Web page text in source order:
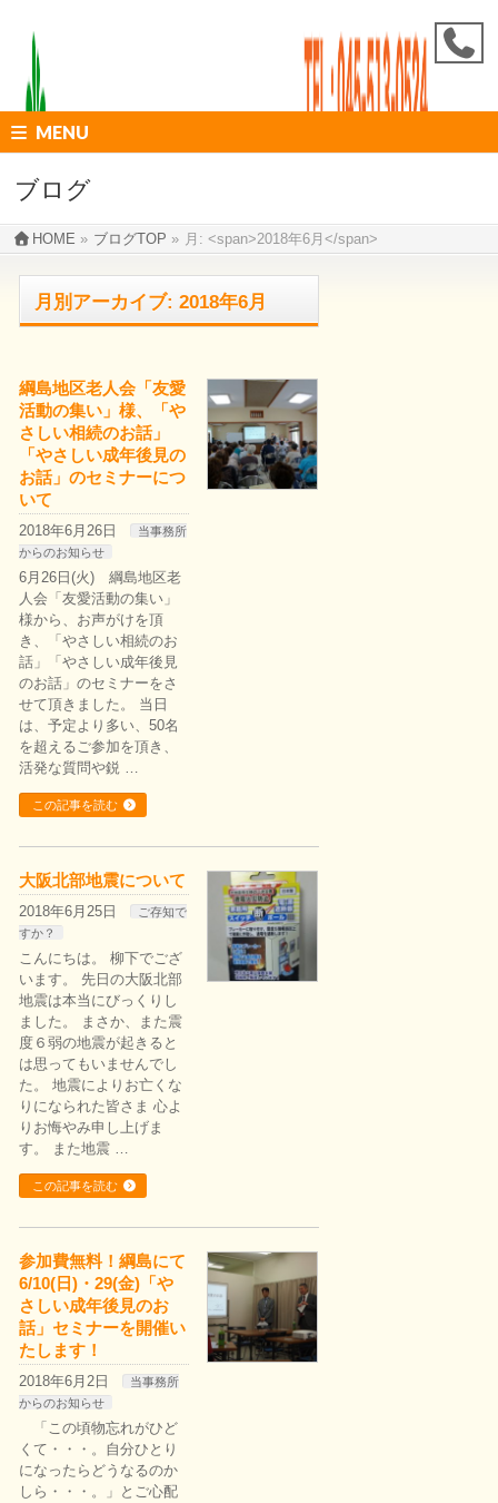
MENU
ブログ
HOME » ブログTOP » 月: <span>2018年6月</span>
月別アーカイブ: 2018年6月
綱島地区老人会「友愛
活動の集い」様、「や
さしい相続のお話」
「やさしい成年後見の
お話」のセミナーにつ
いて
2018年6月26日
当事務所
からのお知らせ
6月26日(火) 綱島地区老
人会「友愛活動の集い」
様から、お声がけを頂
き、「やさしい相続のお
話」「やさしい成年後見
のお話」のセミナーをさ
せて頂きました。 当日
は、予定より多い、50名
を超えるご参加を頂き、
活発な質問や鋭 …
この記事を読む
大阪北部地震について
2018年6月25日
ご存知で
すか？
こんにちは。 柳下でござ
います。 先日の大阪北部
地震は本当にびっくりし
ました。 まさか、また震
度６弱の地震が起きると
は思ってもいませんでし
た。 地震によりお亡くな
りになられた皆さま 心よ
りお悔やみ申し上げま
す。 また地震 …
この記事を読む
参加費無料！綱島にて
6/10(日)・29(金)「や
さしい成年後見のお
話」セミナーを開催い
たします！
2018年6月2日
当事務所
からのお知らせ
「この頃物忘れがひど
くて・・・。自分ひとり
になったらどうなるのか
しら・・・。」とご心配